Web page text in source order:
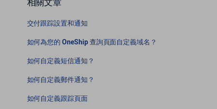
相關文章
交付跟踪設置和通知
如何為您的 OneShip 查詢頁面自定義域名？
如何自定義短信通知？
如何自定義郵件通知？
如何自定義跟踪頁面